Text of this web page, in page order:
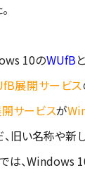
10のWUfB
B展開サービス
サービスが
、旧い名称や新
は、Windows